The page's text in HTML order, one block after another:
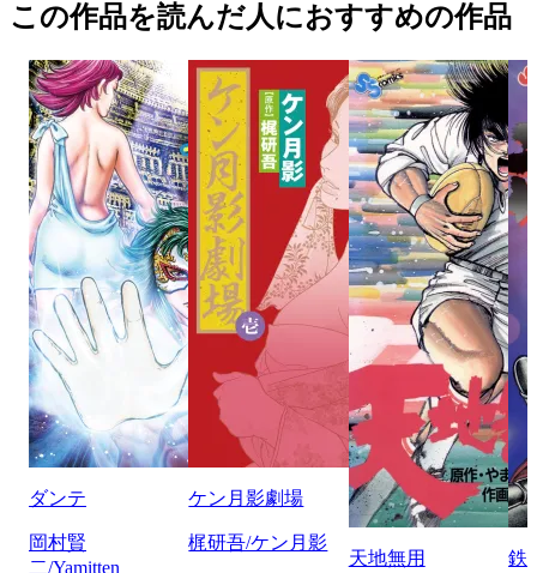
この作品を読んだ人におすすめの作品
ダンテ
岡村賢
二/Yamitten
ケン月影劇場
梶研吾/ケン月影
天地無用
鉄